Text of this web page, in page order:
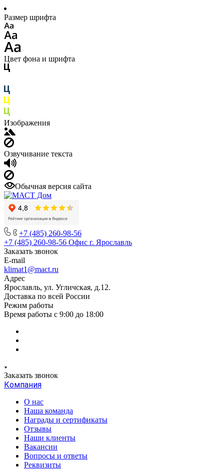
Размер шрифта
Цвет фона и шрифта
Изображения
Озвучивание текста
Обычная версия сайта
+7 (485) 260-98-56
+7 (485) 260-98-56 Офис г. Ярославль
Заказать звонок
E-mail
klimat1@mact.ru
Адрес
Ярославль, ул. Угличская, д.12.
Доставка по всей России
Режим работы
Время работы с 9:00 до 18:00
Заказать звонок
Компания
О нас
Наша команда
Награды и сертификаты
Отзывы
Наши клиенты
Вакансии
Вопросы и ответы
Реквизиты